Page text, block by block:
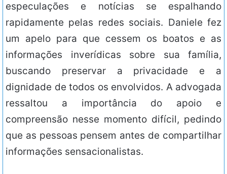
especulações e notícias se espalhando
rapidamente pelas redes sociais. Daniele fez
um apelo para que cessem os boatos e as
informações inverídicas sobre sua família,
buscando preservar a privacidade e a
dignidade de todos os envolvidos. A advogada
ressaltou a importância do apoio e
compreensão nesse momento difícil, pedindo
que as pessoas pensem antes de compartilhar
informações sensacionalistas.